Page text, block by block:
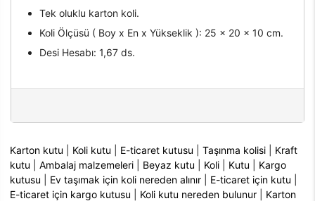
Tek oluklu karton koli.
Koli Ölçüsü ( Boy x En x Yükseklik ): 25 x 20 x 10 cm.
Desi Hesabı: 1,67 ds.
Karton kutu Koli kutu E-ticaret kutusu |Taşınma kolisi
Kraft
kutu |Ambalaj malzemeleri Beyaz kutu Koli Kutu
Kargo
kutusu
Ev taşımak için koli nereden alınır E-ticaret için kutu
E-ticaret için kargo kutusu
Koli kutu nereden bulunur
Karton